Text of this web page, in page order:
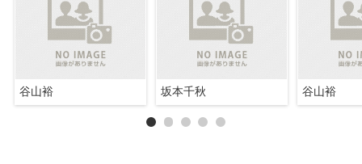
谷山裕 坂本千秋 谷山裕